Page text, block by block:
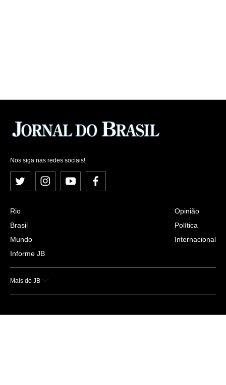
Nos siga nas redes sociais!
Twitter InstagramYouTubeFacebook
Rio
Brasil
Mundo
Informe JB
Opinião
Política
Internacional
Mais do JB
Esportes